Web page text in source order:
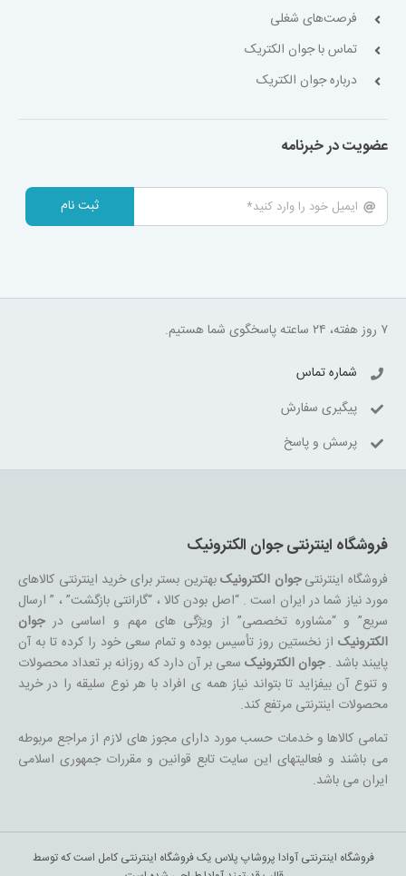
فرصت‌های شغلی
تماس با جوان الکتریک
درباره جوان الکتریک
عضویت در خبرنامه
ثبت نام
۷ روز هفته، ۲۴ ساعته پاسخگوی شما هستیم.
شماره تماس
پیگیری سفارش
پرسش و پاسخ
فروشگاه اینترنتی جوان الکترونیک
فروشگاه اینترنتیجوان الکترونیکبهترین بستر برای خرید اینترنتی کالاهای
مورد نیاز شما در ایران است . “اصل بودن کالا ، “گارانتی بازگشت” ، ” ارسال
سریع” و “مشاوره تخصصی” از ویژگی های مهم و اساسی درجوان
الکترونیکاز نخستین روز تأسیس بوده و تمام سعی خود را کرده تا به آن
پایبند باشد .جوان الکترونیکسعی بر آن دارد که روزانه بر تعداد محصولات
و تنوع آن بیفزاید تا بتواند نیاز همه ی افراد با هر نوع سلیقه را در خرید
محصولات اینترنتی مرتفع کند.
تمامی کالاها و خدمات حسب مورد دارای مجوز های لازم از مراجع مربوطه
می باشند و فعالیتهای این سایت تابع قوانین و مقررات جمهوری اسلامی
ایران می باشد.
فروشگاه اینترنتی آوادا پروشاپ پلاس یک فروشگاه اینترنتی کامل است که توسط